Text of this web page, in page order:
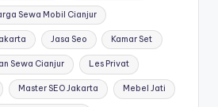
Sewa Mobil Cianjur
Jasa Seo Kamar Set
Sewa Cianjur Les Privat
Master SEO Jakarta Mebel Jati